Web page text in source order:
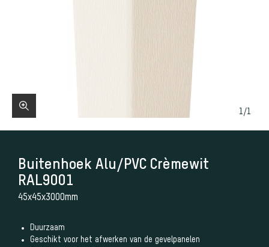
1/1
Buitenhoek Alu/PVC Crèmewit
RAL9001
45x45x3000mm
Duurzaam
Geschikt voor het afwerken van de gevelpanelen